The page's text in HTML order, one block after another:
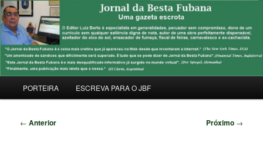
Pular
para
o
conteúdo
principalJORNAL DA BESTA FUBANA
Uma Gazeta Escrota
principal
PORTEIRA ESCREVA PARA O JBF
Navegação
← Anterior Próximo →